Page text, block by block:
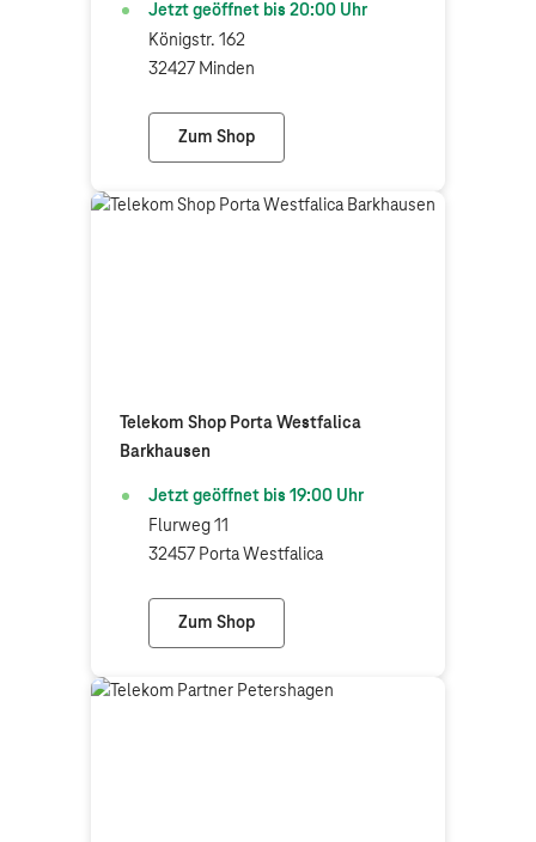
Jetzt geöffnet bis 20:00 Uhr
Königstr. 162
32427 Minden
Zum Shop
expert Bening (Telekom Partner)
Telekom Shop Porta Westfalica
Barkhausen
Jetzt geöffnet bis 19:00 Uhr
Flurweg 11
32457 Porta Westfalica
Zum Shop
Telekom Shop Porta Westfalica